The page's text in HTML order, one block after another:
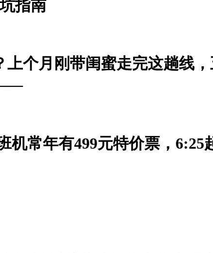
指南
个月刚带闺蜜走完这趟线
——
机常年有499元特价票，6:25